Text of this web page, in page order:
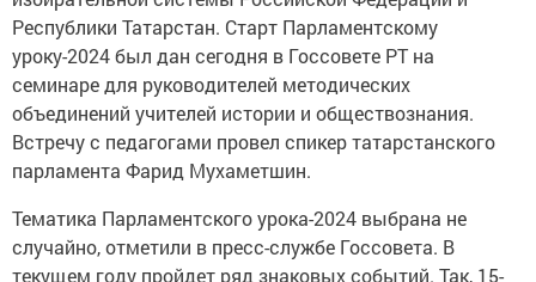
Республики Татарстан. Старт Парламентскому
уроку-2024 был дан сегодня в Госсовете РТ на
семинаре для руководителей методических
объединений учителей истории и обществознания.
Встречу с педагогами провел спикер татарстанского
парламента Фарид Мухаметшин.
Тематика Парламентского урока-2024 выбрана не
случайно, отметили в пресс-службе Госсовета. В
текущем году пройдет ряд знаковых событий. Так, 15-